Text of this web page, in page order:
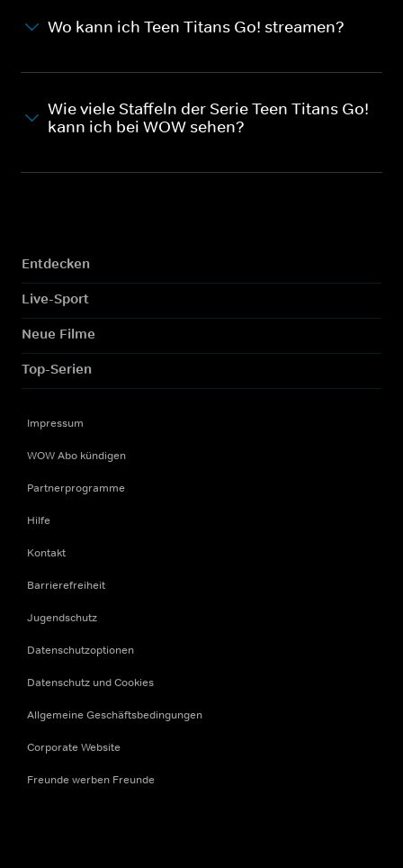
Wo kann ich Teen Titans Go! streamen?
Wie viele Staffeln der Serie Teen Titans Go!
kann ich bei WOW sehen?
Entdecken
Live-Sport
Neue Filme
Top-Serien
Impressum
WOW Abo kündigen
Partnerprogramme
Hilfe
Kontakt
Barrierefreiheit
Jugendschutz
Datenschutzoptionen
Datenschutz und Cookies
Allgemeine Geschäftsbedingungen
Corporate Website
Freunde werben Freunde